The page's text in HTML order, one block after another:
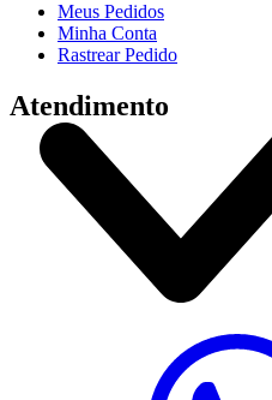
Meus Pedidos
Minha Conta
Rastrear Pedido
Atendimento